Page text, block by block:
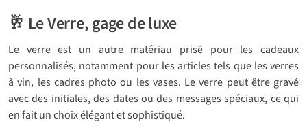
🥂 Le Verre, gage de luxe
Le verre est un autre matériau prisé pour les cadeaux
personnalisés, notamment pour les articles tels que les verres
à vin, les cadres photo ou les vases. Le verre peut être gravé
avec des initiales, des dates ou des messages spéciaux, ce qui
en fait un choix élégant et sophistiqué.